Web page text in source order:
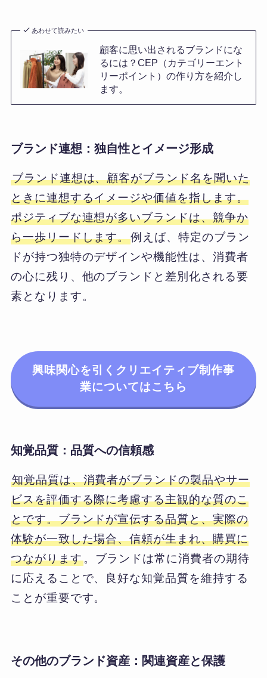
あわせて読みたい
顧客に思い出されるブランドにな
るには？CEP（カテゴリーエント
リーポイント）の作り方を紹介し
ます。
ブランド連想：独自性とイメージ形成
ブランド連想は、顧客がブランド名を聞いた
ときに連想するイメージや価値を指します。
ポジティブな連想が多いブランドは、競争か
ら一歩リードします。例えば、特定のブラン
ドが持つ独特のデザインや機能性は、消費者
の心に残り、他のブランドと差別化される要
素となります。
興味関心を引くクリエイティブ制作事
業についてはこちら
知覚品質：品質への信頼感
知覚品質は、消費者がブランドの製品やサー
ビスを評価する際に考慮する主観的な質のこ
とです。ブランドが宣伝する品質と、実際の
体験が一致した場合、信頼が生まれ、購買に
つながります。ブランドは常に消費者の期待
に応えることで、良好な知覚品質を維持する
ことが重要です。
その他のブランド資産：関連資産と保護